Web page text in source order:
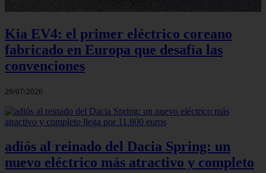
Kia EV4: el primer eléctrico coreano
fabricado en Europa que desafía las
convenciones
29/07/2026
adiós al reinado del Dacia Spring: un
nuevo eléctrico más atractivo y completo